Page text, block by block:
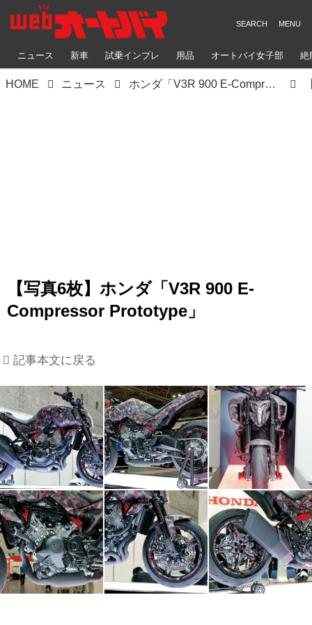
ニュース 新車 試乗インプレ 用品 オートバイ女子部 絶
HOME ニュース ホンダ「V3R 900 E-Compressor Prototype」｜世界初「電子制御過給機付きV3」900ccで1200cc級のトルクを実現！
【写真6枚】ホンダ「V3R 900 E-
Compressor Prototype」
記事本文に戻る